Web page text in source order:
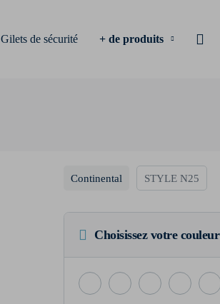
Gilets de sécurité + de produits
Continental STYLE N25
Choisissez votre couleur